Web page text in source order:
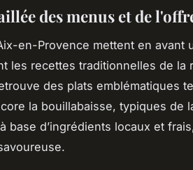
des menus et de
en-Provence mettent en avant
les recettes traditionnelles de la
des plats emblématiques
la bouillabaisse, typiques de
base d’ingrédients locaux et